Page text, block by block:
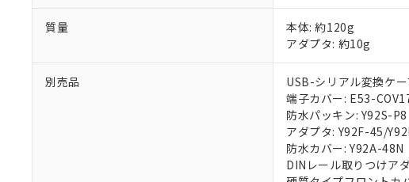
質量
本体: 約120g
アダプタ: 約10g
別売品
USB-シリアル変換ケ
端子カバー: E53-
防水パッキン: Y92S-P8
アダプタ: Y92F-45/
防水カバー: Y92A-48N
DINレール取りつけア